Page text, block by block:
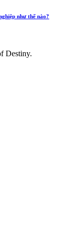
như thế nào?
Destiny.